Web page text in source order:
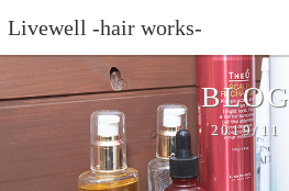
Livewell -hair works-
BLOG
2019/11